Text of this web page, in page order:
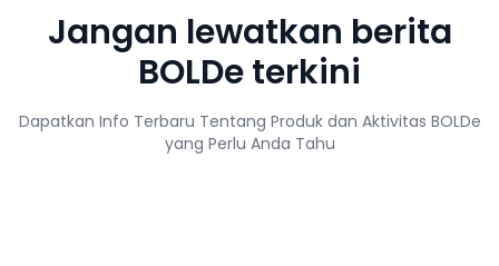
Jangan lewatkan berita
BOLDe terkini
Dapatkan Info Terbaru Tentang Produk dan Aktivitas BOLDe
yang Perlu Anda Tahu